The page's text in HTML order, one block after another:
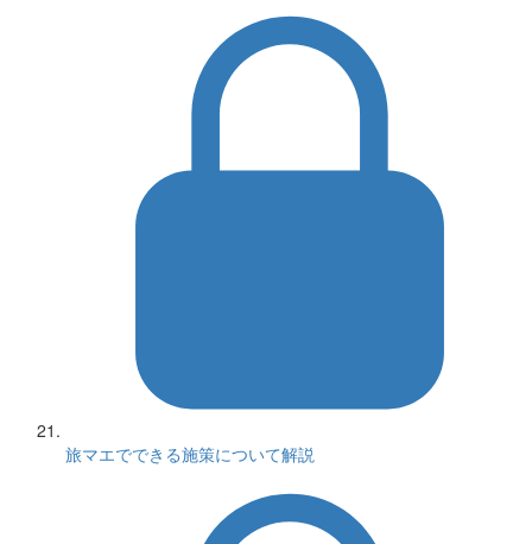
旅マエでできる施策について解説